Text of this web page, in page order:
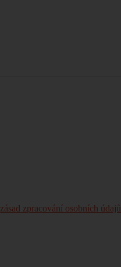
zásad zpracování osobních údajů